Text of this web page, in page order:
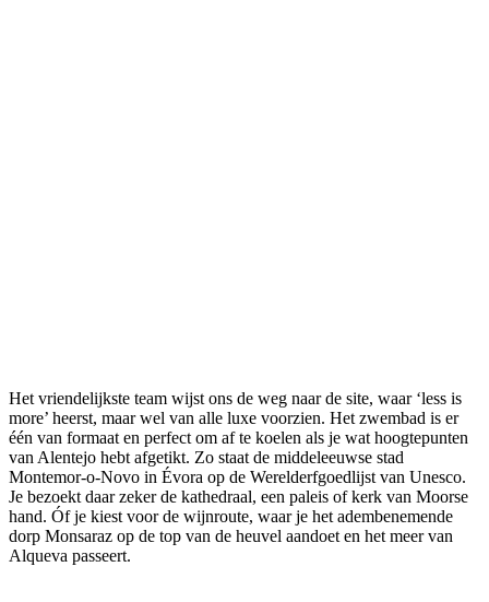
Het vriendelijkste team wijst ons de weg naar de site, waar ‘less is
more’ heerst, maar wel van alle luxe voorzien. Het zwembad is er
één van formaat en perfect om af te koelen als je wat hoogtepunten
van Alentejo hebt afgetikt. Zo staat de middeleeuwse stad
Montemor-o-Novo in Évora op de Werelderfgoedlijst van Unesco.
Je bezoekt daar zeker de kathedraal, een paleis of kerk van Moorse
hand. Óf je kiest voor de wijnroute, waar je het adembenemende
dorp Monsaraz op de top van de heuvel aandoet en het meer van
Alqueva passeert.